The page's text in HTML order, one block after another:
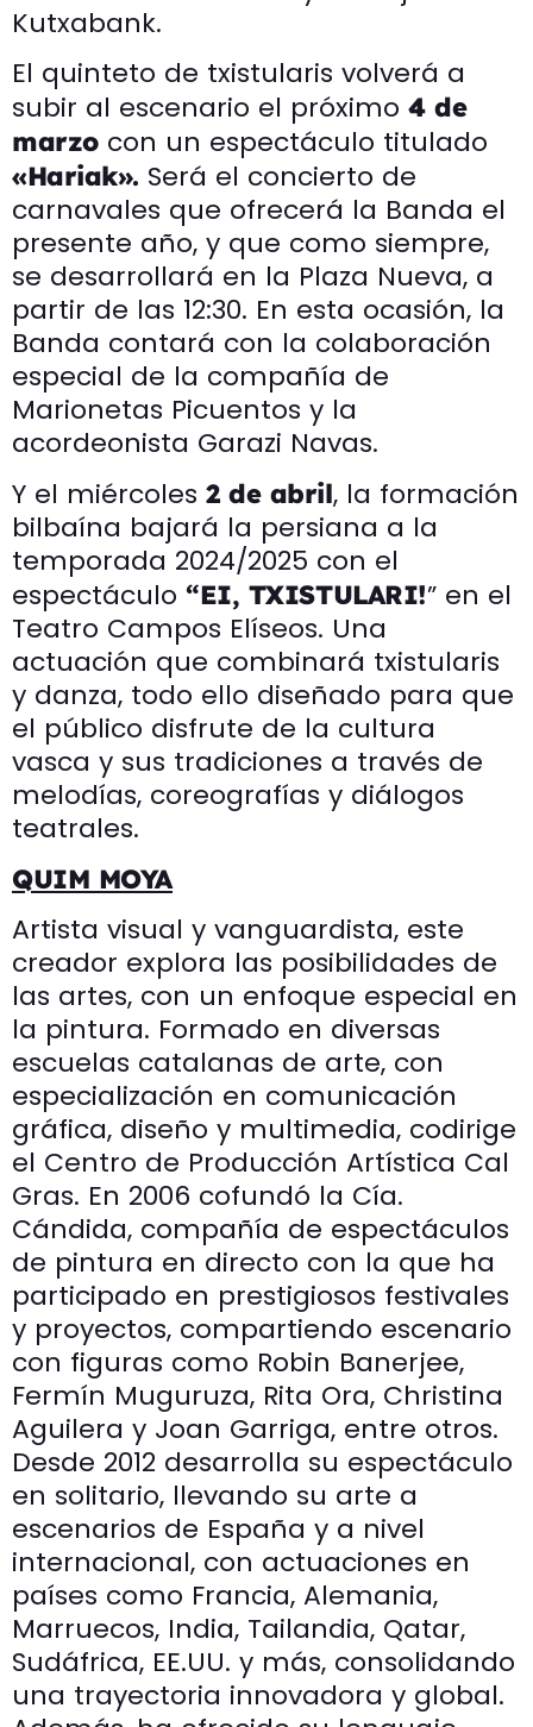
Kutxabank.
El quinteto de txistularis volverá a
subir al escenario el próximo 4 de
marzocon un espectáculo titulado
«Hariak». Será el concierto de
carnavales que ofrecerá la Banda el
presente año, y que como siempre,
se desarrollará en la Plaza Nueva, a
partir de las 12:30. En esta ocasión, la
Banda contará con la colaboración
especial de la compañía de
Marionetas Picuentos y la
acordeonista Garazi Navas.
Y el miércoles 2 de abril, la formación
bilbaína bajará la persiana a la
temporada 2024/2025 con el
espectáculo “EI, TXISTULARI!” en el
Teatro Campos Elíseos. Una
actuación que combinará txistularis
y danza, todo ello diseñado para que
el público disfrute de la cultura
vasca y sus tradiciones a través de
melodías, coreografías y diálogos
teatrales.
QUIM MOYA
Artista visual y vanguardista, este
creador explora las posibilidades de
las artes, con un enfoque especial en
la pintura. Formado en diversas
escuelas catalanas de arte, con
especialización en comunicación
gráfica, diseño y multimedia, codirige
el Centro de Producción Artística Cal
Gras. En 2006 cofundó la Cía.
Cándida, compañía de espectáculos
de pintura en directo con la que ha
participado en prestigiosos festivales
y proyectos, compartiendo escenario
con figuras como Robin Banerjee,
Fermín Muguruza, Rita Ora, Christina
Aguilera y Joan Garriga, entre otros.
Desde 2012 desarrolla su espectáculo
en solitario, llevando su arte a
escenarios de España y a nivel
internacional, con actuaciones en
países como Francia, Alemania,
Marruecos, India, Tailandia, Qatar,
Sudáfrica, EE.UU. y más, consolidando
una trayectoria innovadora y global.